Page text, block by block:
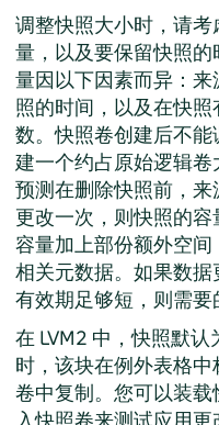
调整快照大小时，请
量，以及要保留快照
量因以下因素而异：
照的时间，以及在快
数。快照卷创建后不
建一个约占原始逻辑
预测在删除快照前，
更改一次，则快照的
容量加上部份额外空
相关元数据。如果数
有效期足够短，则需要
在 LVM2 中，快照默
时，该块在例外表格
卷中复制。您可以装
入快照卷来测试应用